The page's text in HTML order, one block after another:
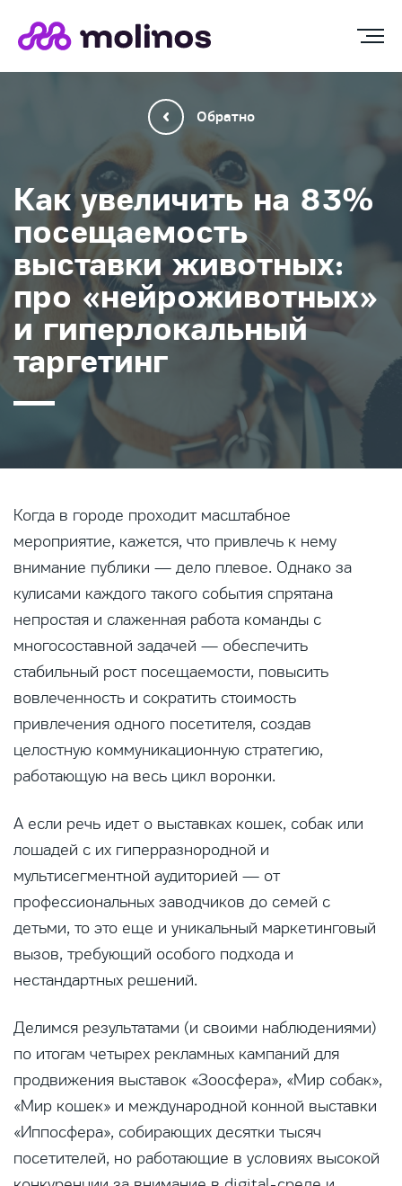
Обратно
Как увеличить на 83%
посещаемость
выставки животных:
про «нейроживотных»
и гиперлокальный
таргетинг
Когда в городе проходит масштабное
мероприятие, кажется, что привлечь к нему
внимание публики — дело плевое. Однако за
кулисами каждого такого события спрятана
непростая и слаженная работа команды с
многосоставной задачей — обеспечить
стабильный рост посещаемости, повысить
вовлеченность и сократить стоимость
привлечения одного посетителя, создав
целостную коммуникационную стратегию,
работающую на весь цикл воронки.
А если речь идет о выставках кошек, собак или
лошадей с их гиперразнородной и
мультисегментной аудиторией — от
профессиональных заводчиков до семей с
детьми, то это еще и уникальный маркетинговый
вызов, требующий особого подхода и
нестандартных решений.
Делимся результатами (и своими наблюдениями)
по итогам четырех рекламных кампаний для
продвижения выставок «Зоосфера», «Мир собак»,
«Мир кошек» и международной конной выставки
«Иппосфера», собирающих десятки тысяч
посетителей, но работающие в условиях высокой